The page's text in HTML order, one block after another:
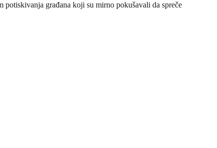
građana koji su mirno pokušavali da spreče